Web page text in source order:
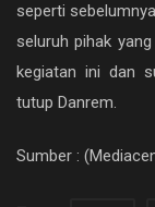
seperti
seluruh pihak
kegiatan ini dan
tutup Danrem.
Sumber :